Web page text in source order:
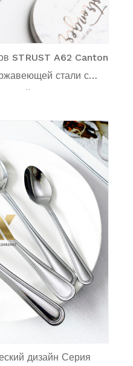
STRUST A62 Canton
стали с
Highend
дизайн Серия